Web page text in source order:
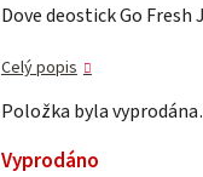
5,0
hvězdiček.
Dove deostick Go Fresh
Celý popis
Položka byla
Vyprodáno